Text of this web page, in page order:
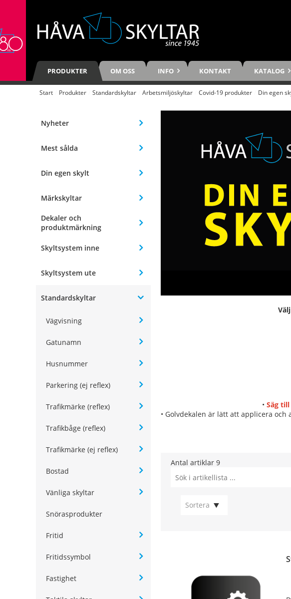
PRODUKTER OM OSS INFO KONTAKT KATALOG
Start Produkter Standardskyltar Arbetsmiljöskyltar Covid-19 produkter Din egen
Nyheter
Mest sålda
Din egen skylt
Märkskyltar
Dekaler och
produktmärkning
Skyltsystem inne
Skyltsystem ute
Standardskyltar
Vägvisning
Gatunamn
Husnummer
Parkering (ej reflex)
Trafikmärke (reflex)
Trafikbåge (reflex)
Trafikmärke (ej reflex)
Bostad
Vänliga skyltar
Snörasprodukter
Fritid
Fritidssymbol
Fastighet
• Säg
• Golvdekalen är lätt att applicera
Antal artiklar 9
Sortera